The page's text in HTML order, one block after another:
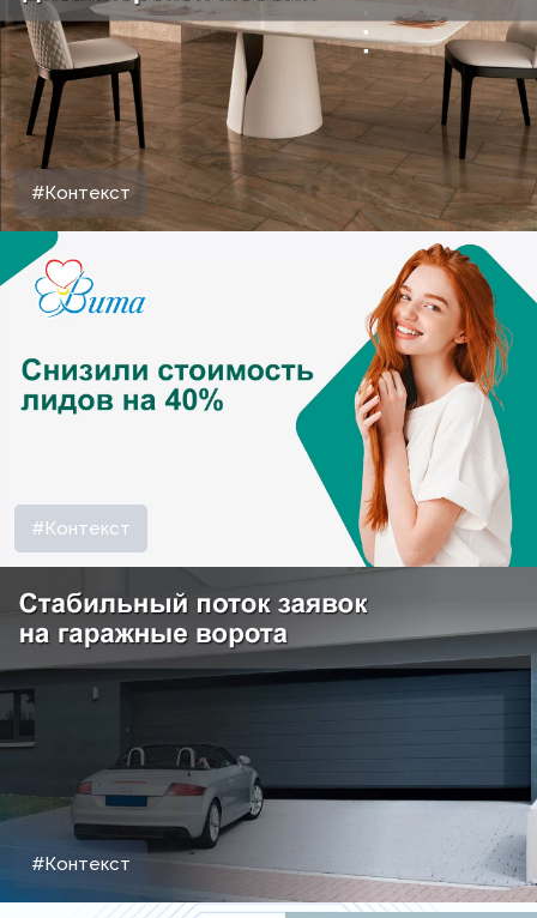
#Контекст
#Контекст
#Контекст